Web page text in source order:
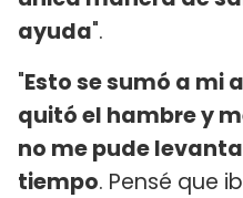
ayuda".
"Esto se sumó a mi
quitó el hambre y
no me pude
tiempo. Pensé que